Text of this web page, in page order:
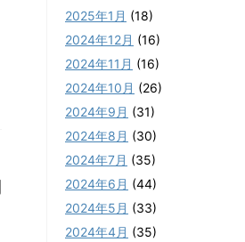
2025年1月 (18)
2024年12月 (16)
2024年11月 (16)
2024年10月 (26)
2024年9月 (31)
2024年8月 (30)
2024年7月 (35)
2024年6月 (44)
2024年5月 (33)
2024年4月 (35)